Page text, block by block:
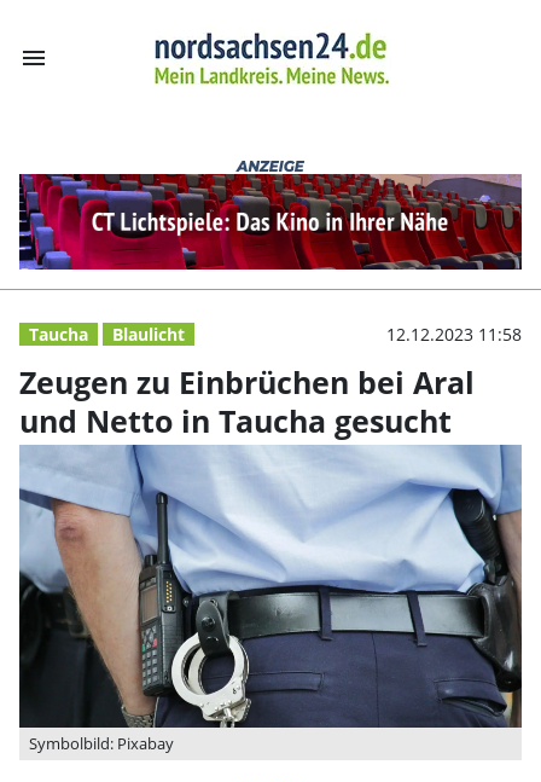
menu Zeugen zu
Taucha Blaulicht 12.12.2023 11:58
Zeugen zu Einbrüchen bei Aral
und Netto in Taucha gesucht
Symbolbild: Pixabay